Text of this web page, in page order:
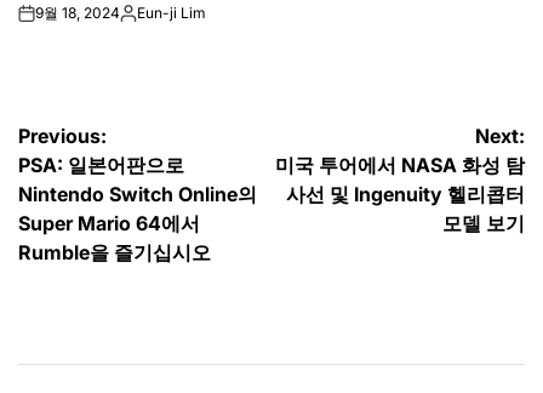
on9월 18, 2024Posted
Eun-ji Lim
글
탐
색
Previous:
PSA: 일본어판으로
Nintendo Switch Online의
Super Mario 64에서
Rumble을 즐기십시오
Next:
미국 투어에서 NASA 화성 탐
사선 및 Ingenuity 헬리콥터
모델 보기